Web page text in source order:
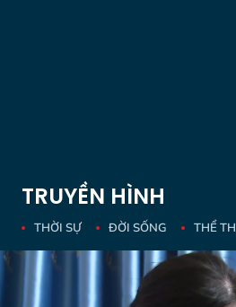
TRUYỀN HÌNH
THỜI SỰ ĐỜI SỐNG THỂ